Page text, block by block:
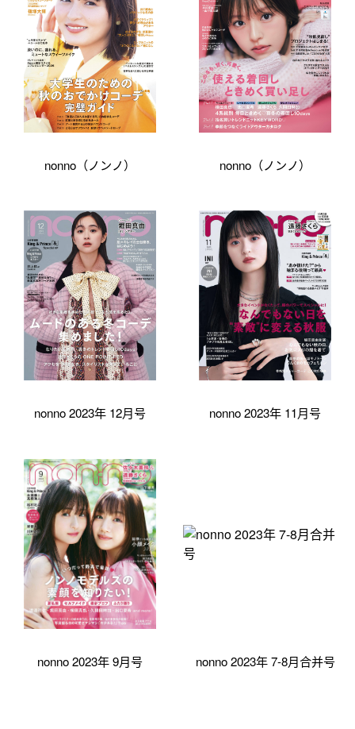
nonno（ノンノ） nonno（ノンノ）
nonno 2023年 12月号 nonno 2023年 11月号
nonno 2023年 9月号 nonno 2023年 7-8月合并号